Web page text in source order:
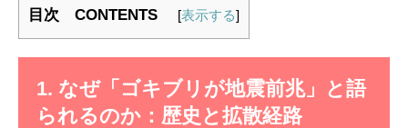
目次 CONTENTS [表示する]
1. なぜ「ゴキブリが地震前兆」と語
られるのか：歴史と拡散経路